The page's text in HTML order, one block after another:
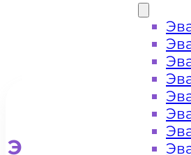
Эвакуатор для